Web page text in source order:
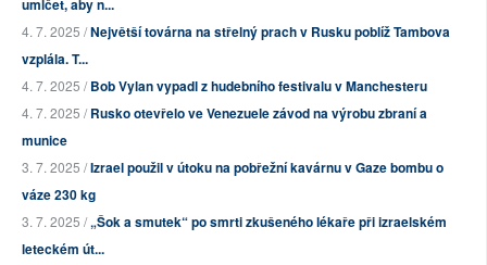
umlčet, aby n...
4. 7. 2025 /Největší továrna na střelný prach v Rusku poblíž Tambova
vzplála. T...
4. 7. 2025 /Bob Vylan vypadl z hudebního festivalu v Manchesteru
4. 7. 2025 /Rusko otevřelo ve Venezuele závod na výrobu zbraní a
munice
3. 7. 2025 /Izrael použil v útoku na pobřežní kavárnu v Gaze bombu o
váze 230 kg
3. 7. 2025 /„Šok a smutek“ po smrti zkušeného lékaře při izraelském
leteckém út...